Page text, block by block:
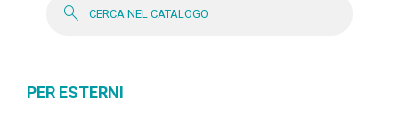
search
PER ESTERNI